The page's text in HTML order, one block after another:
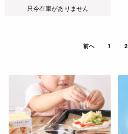
只今在庫がありません
前へ 1 2